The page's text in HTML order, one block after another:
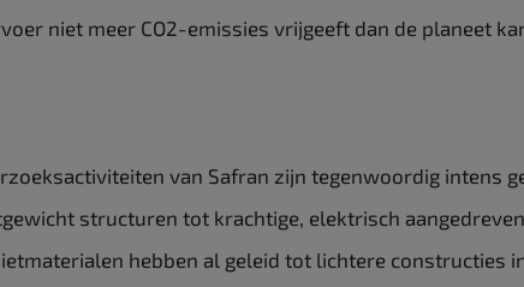
niet meer CO2-emissies vrijgeeft dan de planeet
van Safran zijn tegenwoordig intens
structuren tot krachtige, elektrisch
hebben al geleid tot lichtere constructies